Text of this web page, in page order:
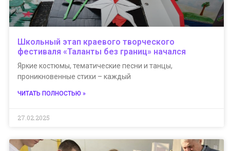
Школьный этап краевого творческого
фестиваля «Таланты без границ» начался
Яркие костюмы, тематические песни и танцы,
проникновенные стихи – каждый
ЧИТАТЬ ПОЛНОСТЬЮ »
27.02.2025